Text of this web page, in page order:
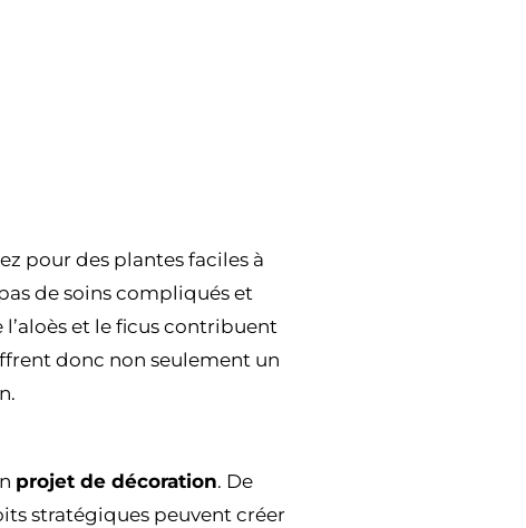
pour des plantes faciles à
de soins compliqués et
et le ficus contribuent
donc non seulement un
projet de décoration. De
stratégiques peuvent créer